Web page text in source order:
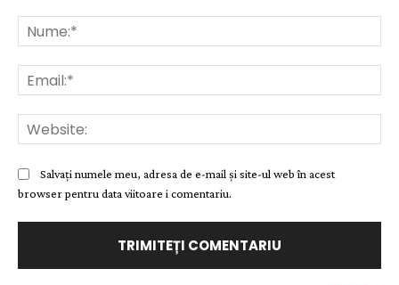
Salvați numele meu, adresa de e-mail și site-ul web în acest
browser pentru data viitoare i comentariu.